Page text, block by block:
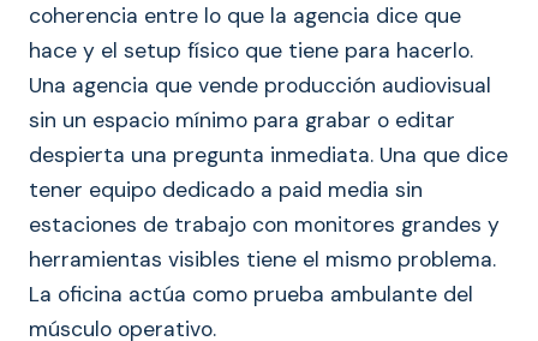
coherencia entre lo que la agencia dice que
hace y el setup físico que tiene para hacerlo.
Una agencia que vende producción audiovisual
sin un espacio mínimo para grabar o editar
despierta una pregunta inmediata. Una que dice
tener equipo dedicado a paid media sin
estaciones de trabajo con monitores grandes y
herramientas visibles tiene el mismo problema.
La oficina actúa como prueba ambulante del
músculo operativo.